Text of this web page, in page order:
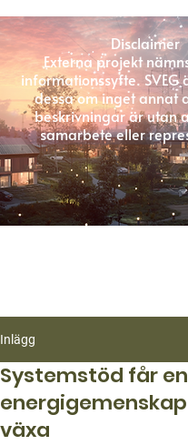
Disclaimer
Externa projekt
informationssyfte. SVEG
dessa om inget annat
beskrivningar är utan
samarbete eller
Inlägg
Systemstöd får en
växa